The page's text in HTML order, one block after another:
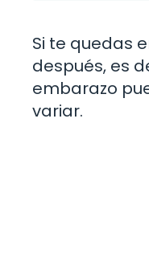
Si te quedas
después, es
embarazo
variar.